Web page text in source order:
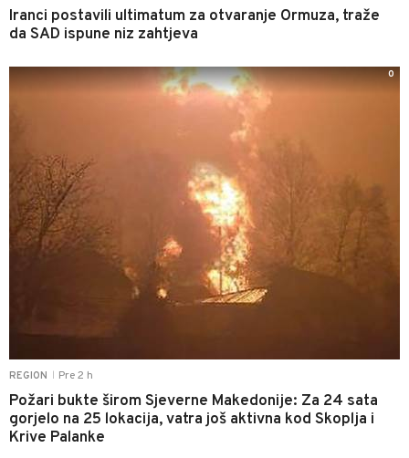
Iranci postavili ultimatum za otvaranje Ormuza, traže
da SAD ispune niz zahtjeva
REGION Pre 2 h
Požari bukte širom Sjeverne Makedonije: Za 24 sata
gorjelo na 25 lokacija, vatra još aktivna kod Skoplja i
Krive Palanke
0